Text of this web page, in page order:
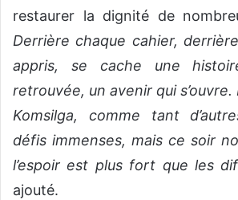
restaurer la dignité de
Derrière chaque cahier,
appris, se cache une
retrouvée, un avenir qui
Komsilga, comme tant
défis immenses, mais ce soir
l’espoir est plus fort que les
ajouté.